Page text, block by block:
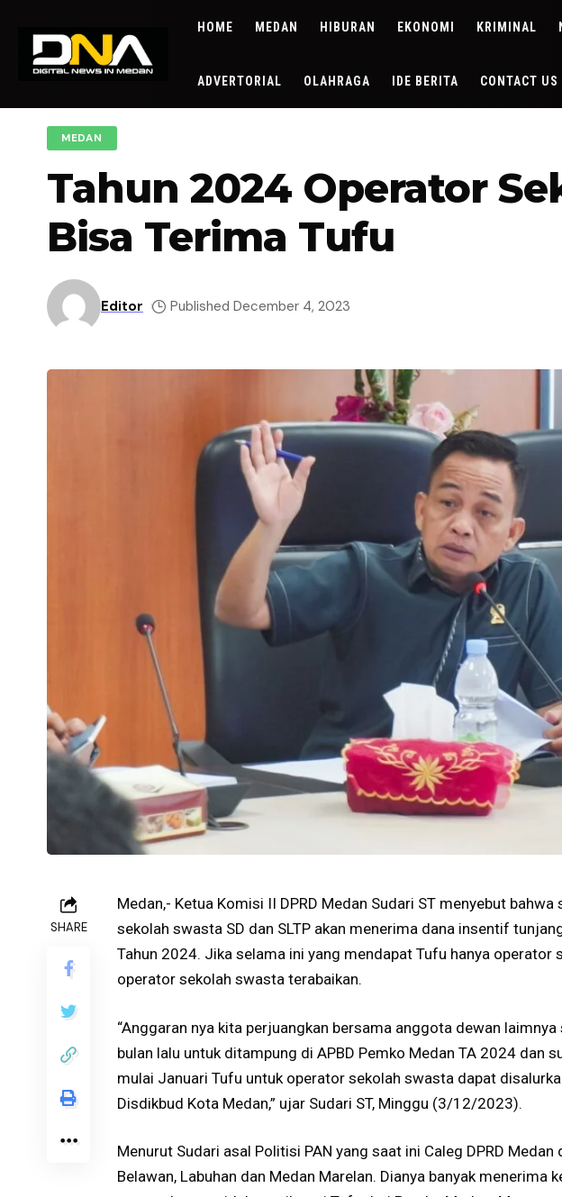
HOME MEDAN HIBURAN EKONOMI KRIMINAL
ADVERTORIAL OLAHRAGA IDE BERITA CONTACT US
MEDAN
Tahun 2024 Operator
Bisa Terima Tufu
Editor Published December 4, 2023
SHARE
Medan,- Ketua Komisi II DPRD Medan Sudari ST menyebut
sekolah swasta SD dan SLTP akan menerima dana insentif
Tahun 2024. Jika selama ini yang mendapat Tufu hanya operator
operator sekolah swasta terabaikan.
“Anggaran nya kita perjuangkan bersama anggota dewan
bulan lalu untuk ditampung di APBD Pemko Medan TA 2024 dan
mulai Januari Tufu untuk operator sekolah swasta dapat
Disdikbud Kota Medan,” ujar Sudari ST, Minggu (3/12/2023).
Menurut Sudari asal Politisi PAN yang saat ini Caleg DPRD
Belawan, Labuhan dan Medan Marelan. Dianya banyak menerima